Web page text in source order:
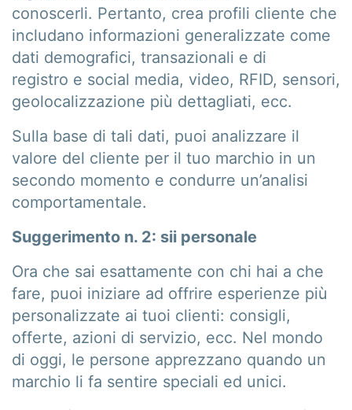
conoscerli. Pertanto, crea profili cliente che
includano informazioni generalizzate come
dati demografici, transazionali e di
registro e social media, video, RFID, sensori,
geolocalizzazione più dettagliati, ecc.
Sulla base di tali dati, puoi analizzare il
valore del cliente per il tuo marchio in un
secondo momento e condurre un’analisi
comportamentale.
Suggerimento n. 2: sii personale
Ora che sai esattamente con chi hai a che
fare, puoi iniziare ad offrire esperienze più
personalizzate ai tuoi clienti: consigli,
offerte, azioni di servizio, ecc. Nel mondo
di oggi, le persone apprezzano quando un
marchio li fa sentire speciali ed unici.